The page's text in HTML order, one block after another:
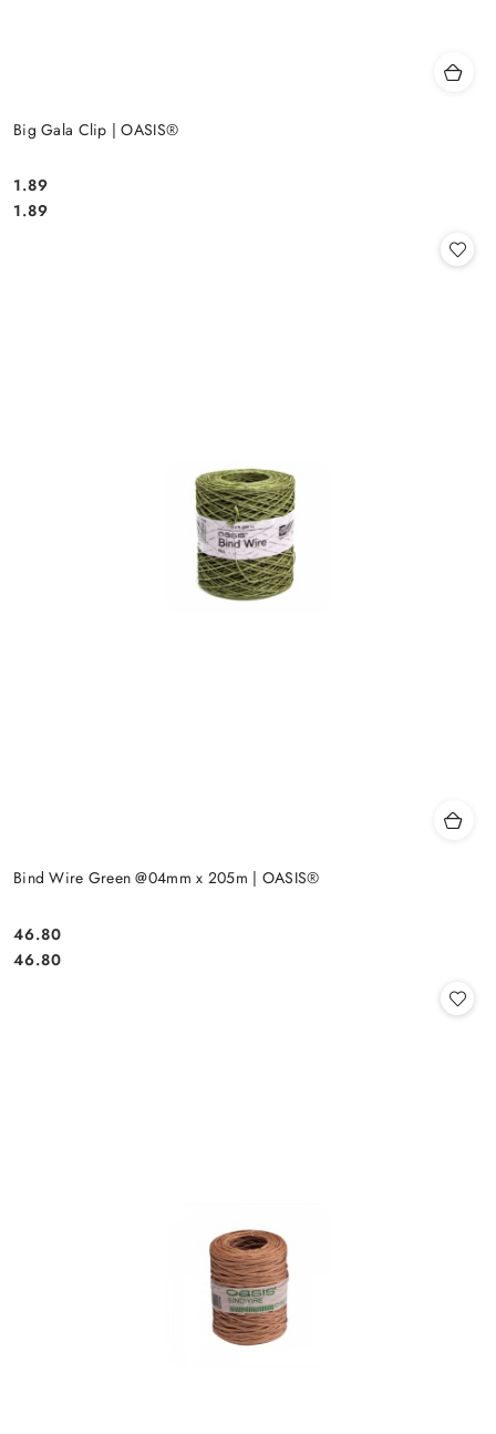
Big Gala Clip | OASIS®
Cena:
1.89
Cena:
1.89
Bind Wire Green @04mm x 205m | OASIS®
Cena:
46.80
Cena:
46.80